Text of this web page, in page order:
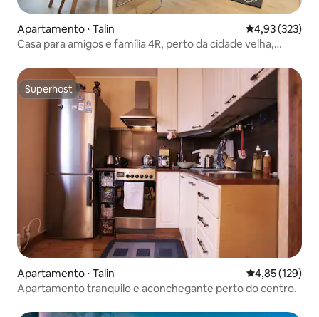
Apartamento ⋅ Talin 4,93 de uma
4,93 (323)
Casa para amigos e família 4R, perto da cidade velha,
Superhost
Superhost
Apartamento ⋅ Talin 4,85 de uma
4,85 (129)
Apartamento tranquilo e aconchegante perto do centro.